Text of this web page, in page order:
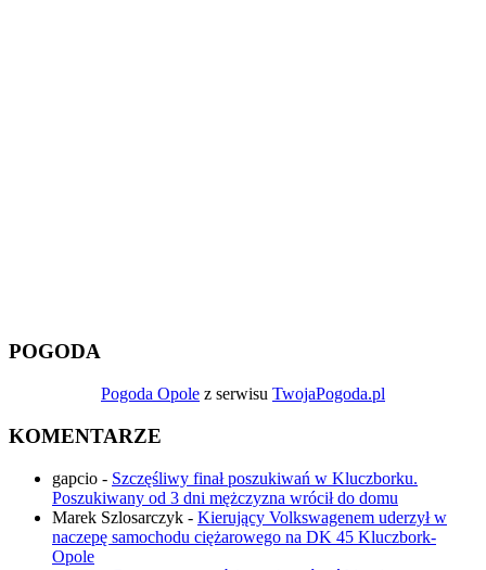
POGODA
Pogoda Opole z serwisu TwojaPogoda.pl
KOMENTARZE
gapcio - Szczęśliwy finał poszukiwań w Kluczborku.
Poszukiwany od 3 dni mężczyzna wrócił do domu
Marek Szlosarczyk - Kierujący Volkswagenem uderzył w
naczepę samochodu ciężarowego na DK 45 Kluczbork-
Opole